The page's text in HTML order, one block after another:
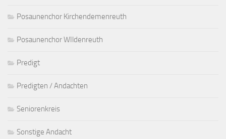
Posaunenchor Kirchendemenreuth
Posaunenchor WIldenreuth
Predigt
Predigten / Andachten
Seniorenkreis
Sonstige Andacht